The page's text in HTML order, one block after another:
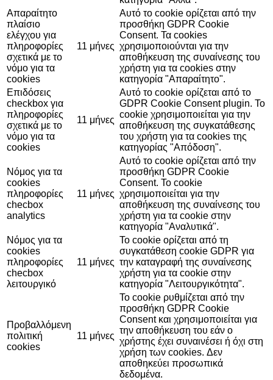
Απαραίτητο
πλαίσιο
ελέγχου για
πληροφορίες
σχετικά με το
νόμο για τα
cookies
11 μήνες
Αυτό το cookie ορίζεται από την
προσθήκη GDPR Cookie
Consent. Τα cookies
χρησιμοποιούνται για την
αποθήκευση της συναίνεσης του
χρήστη για τα cookies στην
κατηγορία "Απαραίτητο".
Επιδόσεις
checkbox για
πληροφορίες
σχετικά με το
νόμο για τα
cookies
11 μήνες
Αυτό το cookie ορίζεται από το
GDPR Cookie Consent plugin. Το
cookie χρησιμοποιείται για την
αποθήκευση της συγκατάθεσης
του χρήστη για τα cookies της
κατηγορίας "Απόδοση".
Νόμος για τα
cookies
πληροφορίες
checbox
analytics
11 μήνες
Αυτό το cookie ορίζεται από την
προσθήκη GDPR Cookie
Consent. Το cookie
χρησιμοποιείται για την
αποθήκευση της συναίνεσης του
χρήστη για τα cookie στην
κατηγορία "Αναλυτικά".
Νόμος για τα
cookies
πληροφορίες
checbox
λειτουργικό
11 μήνες
Το cookie ορίζεται από τη
συγκατάθεση cookie GDPR για
την καταγραφή της συναίνεσης
χρήστη για τα cookie στην
κατηγορία "Λειτουργικότητα".
Προβαλλόμενη
πολιτική
cookies
11 μήνες
Το cookie ρυθμίζεται από την
προσθήκη GDPR Cookie
Consent και χρησιμοποιείται για
την αποθήκευση του εάν ο
χρήστης έχει συναινέσει ή όχι στη
χρήση των cookies. Δεν
αποθηκεύει προσωπικά
δεδομένα.